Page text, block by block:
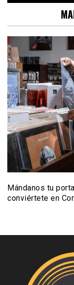
Mándanos tu
conviértete en